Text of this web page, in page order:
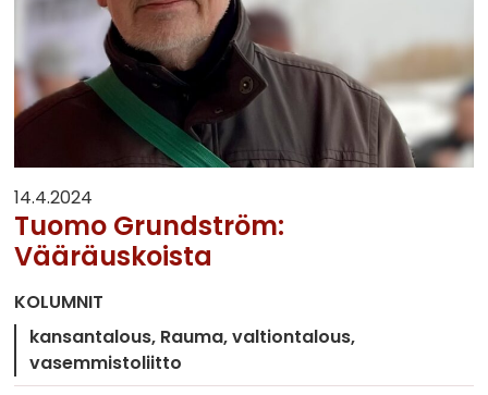
14.4.2024
Tuomo Grundström:
Vääräuskoista
KOLUMNIT
kansantalous Rauma valtiontalous
vasemmistoliitto